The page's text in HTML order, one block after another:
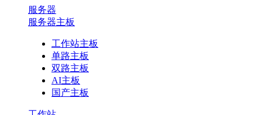
服务器
服务器主板
工作站主板
单路主板
双路主板
AI主板
国产主板